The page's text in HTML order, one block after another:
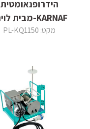
הידרופנאומטית
KARNAF-מבית לוירון
מקט: PL-KQ1150